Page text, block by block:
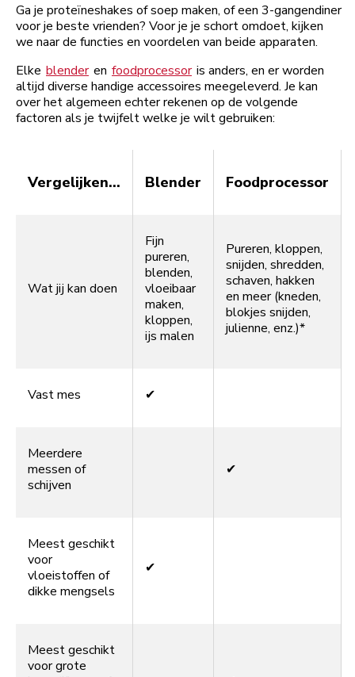
Ga je proteïneshakes of soep maken, of een 3-gangendiner
voor je beste vrienden? Voor je je schort omdoet, kijken
we naar de functies en voordelen van beide apparaten.
Elke blender en foodprocessor is anders, en er worden
altijd diverse handige accessoires meegeleverd. Je kan
over het algemeen echter rekenen op de volgende
factoren als je twijfelt welke je wilt gebruiken:
Vergelijken... Blender Foodprocessor
Wat jij kan doen
Fijn
pureren,
blenden,
vloeibaar
maken,
kloppen,
ijs malen
Pureren, kloppen,
snijden, shredden,
schaven, hakken
en meer (kneden,
blokjes snijden,
julienne, enz.)*
Vast mes ✔
Meerdere
messen of
schijven
✔
Meest geschikt
voor
vloeistoffen of
dikke mengsels
✔
Meest geschikt
voor grote